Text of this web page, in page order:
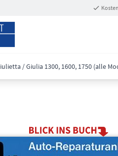
/ Giulia 1300, 1600, 1750 (alle